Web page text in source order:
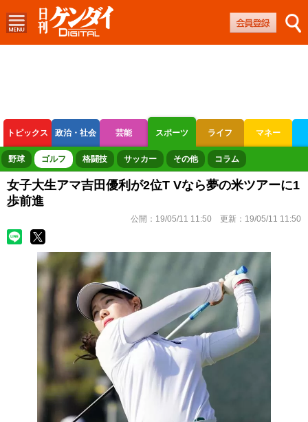
トピックス 政治・社会 芸能 スポーツ ライフ マネー
ボートレース 競輪 オートレース
野球 ゴルフ 格闘技 サッカー その他 コラム
女子大生アマ吉田優利が2位T Vなら夢の米ツアーに1
歩前進
公開： 19/05/11 11:50 更新： 19/05/11 11:50